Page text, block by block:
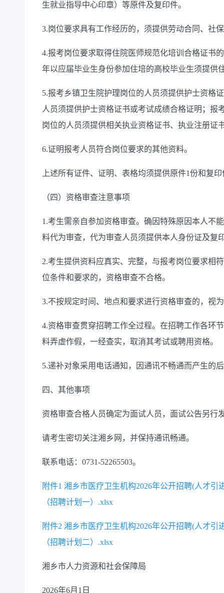
生就业指导中心印章）等原件及复印件。
3.岗位要求具有工作经历的，须提供劳动合同、社
4.报考岗位要求取得住院医师规范化培训合格证书
年以应届毕业生身份参加住培的高校毕业生须提供
5.报考乡镇卫生院护理岗位的人员须提供护士资格
人员须提供护士资格证书或考试成绩合格证明；报
岗位的人员须提供相关执业资格证书、执业注册证
6.证明报考人员符合岗位要求的其他资料。
上述所有证件、证明、表格均须提供原件1份和复
（四）资格审查注意事项
1.考生需亲自参加资格审查。确因特殊原因本人不
料代为审查，代为审查人员须提供本人身份证及复
2.考生提供资料应真实、完整，与报考岗位要求相
位条件和要求的，资格审查不合格。
3.不按规定时间、地点和要求进行资格审查的，视
4.资格审查贯穿招聘工作全过程。在招聘工作各环
料弄虚作假，一经查实，取消其考试或聘用资格。
5.递补对象采用电话通知，因通讯不畅通而产生的
四、其他事项
资格审查合格人员确定为面试人员，面试公告另行
请考生密切关注湘乡网，并保持通讯畅通。
联系电话：0731-52265503。
附件1 湘乡市医疗卫生机构2026年公开招聘(人才
（招聘计划一）.xlsx
附件2 湘乡市医疗卫生机构2026年公开招聘(人才
（招聘计划二）.xlsx
湘乡市人力资源和社会保障局
2026年6月1日